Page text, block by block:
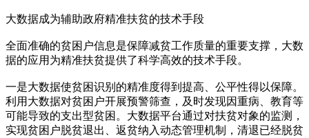
大数据成为辅助政府精准扶贫的技术手段
全面准确的贫困户信息是保障减贫工作质量的重要支撑，大数
据的应用为精准扶贫提供了科学高效的技术手段。
一是大数据使贫困识别的精准度得到提高、公平性得以保障。
利用大数据对贫困户开展预警筛查，及时发现因重病、教育等
可能导致的支出型贫困。大数据平台通过对扶贫对象的监测，
实现贫困户脱贫退出、返贫纳入动态管理机制，清退已经脱贫